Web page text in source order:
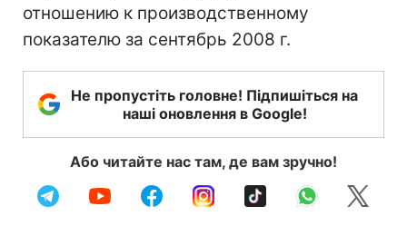
отношению к производственному
показателю за сентябрь 2008 г.
Не пропустіть головне! Підпишіться на
наші оновлення в Google!
Або читайте нас там, де вам зручно!